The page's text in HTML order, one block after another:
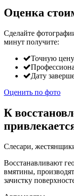
Оценка
Сделайте
минут получите:
Точную цену
Дату
Оценить по фото
К
Слесари,
Восстанавливают
вмятины,
зачистку